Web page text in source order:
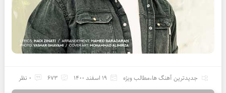
جدیدترین آهنگ ها،مطالب ویژه 19 اسفند 1400 673 0 نظر